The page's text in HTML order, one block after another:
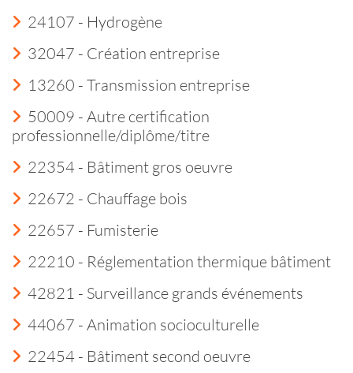
24107 - Hydrogène
32047 - Création entreprise
13260 - Transmission entreprise
50009 - Autre certification
professionnelle/diplôme/titre
22354 - Bâtiment gros oeuvre
22672 - Chauffage bois
22657 - Fumisterie
22210 - Réglementation thermique bâtiment
42821 - Surveillance grands événements
44067 - Animation socioculturelle
22454 - Bâtiment second oeuvre